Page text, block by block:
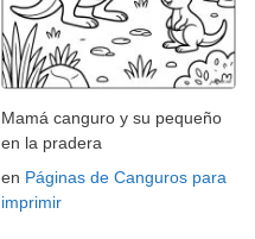
Mamá canguro y su pequeño
en la pradera
en Páginas de Canguros para
imprimir